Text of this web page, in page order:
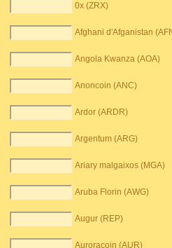
0x (ZRX)
Afghani d'Afganistan
Angola Kwanza (AOA)
Anoncoin (ANC)
Ardor (ARDR)
Argentum (ARG)
Ariary malgaixos (MGA)
Aruba Florin (AWG)
Augur (REP)
Auroracoin (AUR)